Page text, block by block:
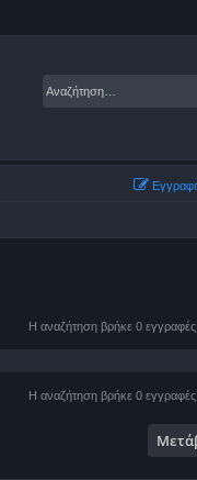
Η αναζήτηση βρήκε 0 εγγραφές
Η αναζήτηση βρήκε 0 εγγραφές